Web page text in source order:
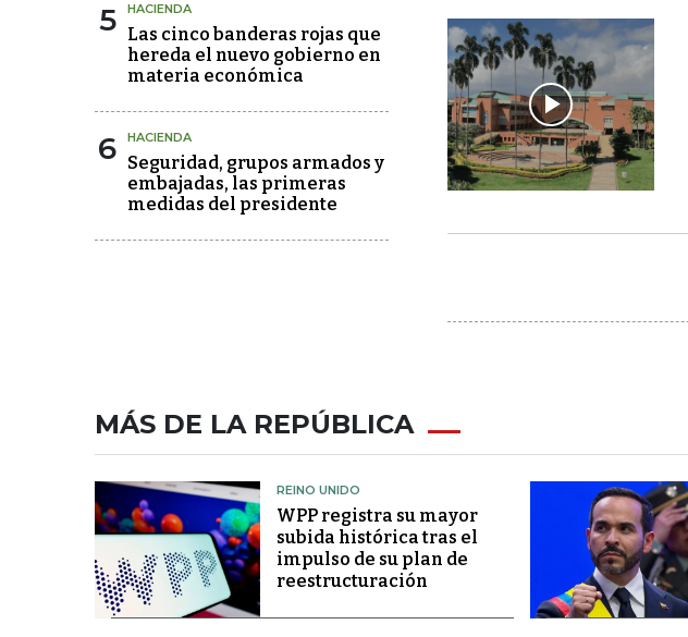
5 HACIENDA
Las cinco banderas rojas que
hereda el nuevo gobierno en
materia económica
6 HACIENDA
Seguridad, grupos armados y
embajadas, las primeras
medidas del presidente
MÁS DE LA REPÚBLICA
REINO UNIDO
WPP registra su mayor
subida histórica tras el
impulso de su plan de
reestructuración